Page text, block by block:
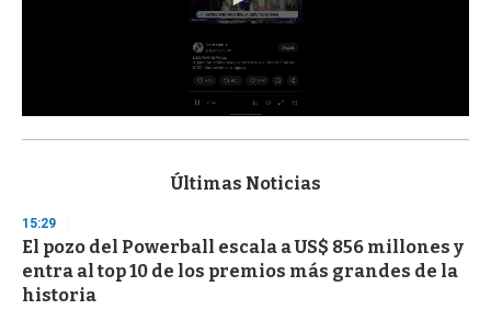
s
d
s
o
f
3
Últimas Noticias
15:29
El pozo del Powerball escala a US$ 856 millones y
entra al top 10 de los premios más grandes de la
historia